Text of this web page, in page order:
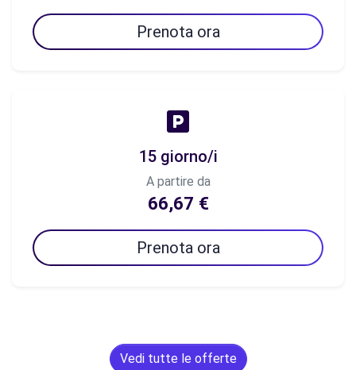
Prenota ora
15 giorno/i
A partire da
66,67 €
Prenota ora
Vedi tutte le offerte